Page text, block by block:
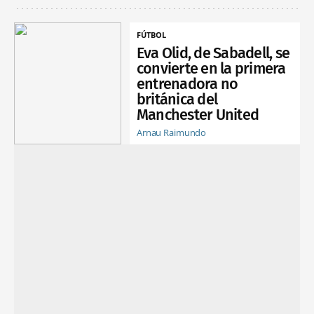
FÚTBOL
Eva Olid, de Sabadell, se
convierte en la primera
entrenadora no
británica del
Manchester United
Arnau Raimundo